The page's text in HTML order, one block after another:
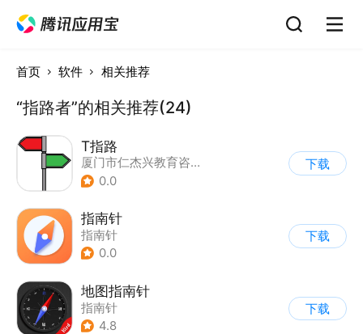
首页 软件 相关推荐
“指路者”的相关推荐(24)
T指路
厦门市仁杰兴教育咨询有限公司
0.0
下载
指南针
指南针
0.0
下载
地图指南针
指南针
4.8
下载